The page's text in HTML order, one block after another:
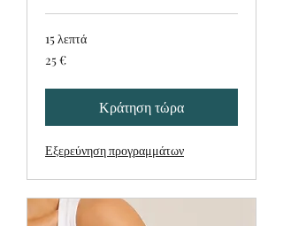
15 λεπτά
ευρώ
25 €
Κράτηση τώρα
Εξερεύνηση προγραμμάτων